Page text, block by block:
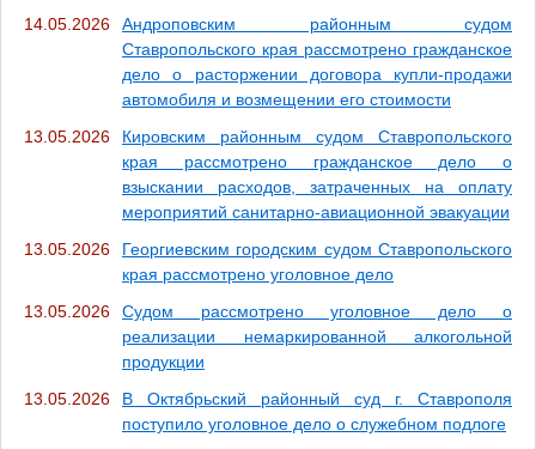
14.05.2026
Андроповским районным судом
Ставропольского края рассмотрено гражданское
дело о расторжении договора купли-продажи
автомобиля и возмещении его стоимости
13.05.2026
Кировским районным судом Ставропольского
края рассмотрено гражданское дело о
взыскании расходов, затраченных на оплату
мероприятий санитарно-авиационной эвакуации
13.05.2026
Георгиевским городским судом Ставропольского
края рассмотрено уголовное дело
13.05.2026
Судом рассмотрено уголовное дело о
реализации немаркированной алкогольной
продукции
13.05.2026
В Октябрьский районный суд г. Ставрополя
поступило уголовное дело о служебном подлоге